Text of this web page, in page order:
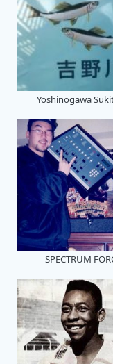
Yoshinogawa
SPECTRUM